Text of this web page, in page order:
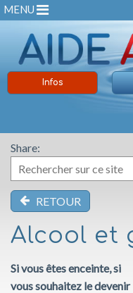
MENU
Infos
Share:
RETOUR
Alcool et
Si vous êtes enceinte, si
vous souhaitez le devenir